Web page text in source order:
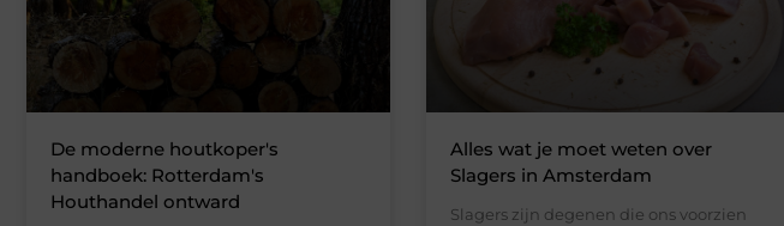
De moderne houtkoper's
handboek: Rotterdam's
Houthandel ontward
Alles wat je moet weten over
Slagers in Amsterdam
Slagers zijn degenen die ons voorzien